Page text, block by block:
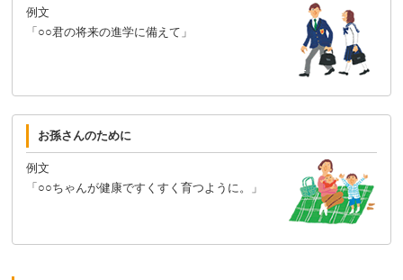
例文
「○○君の将来の進学に備えて」
お孫さんのために
例文
「○○ちゃんが健康ですくすく育つように。」